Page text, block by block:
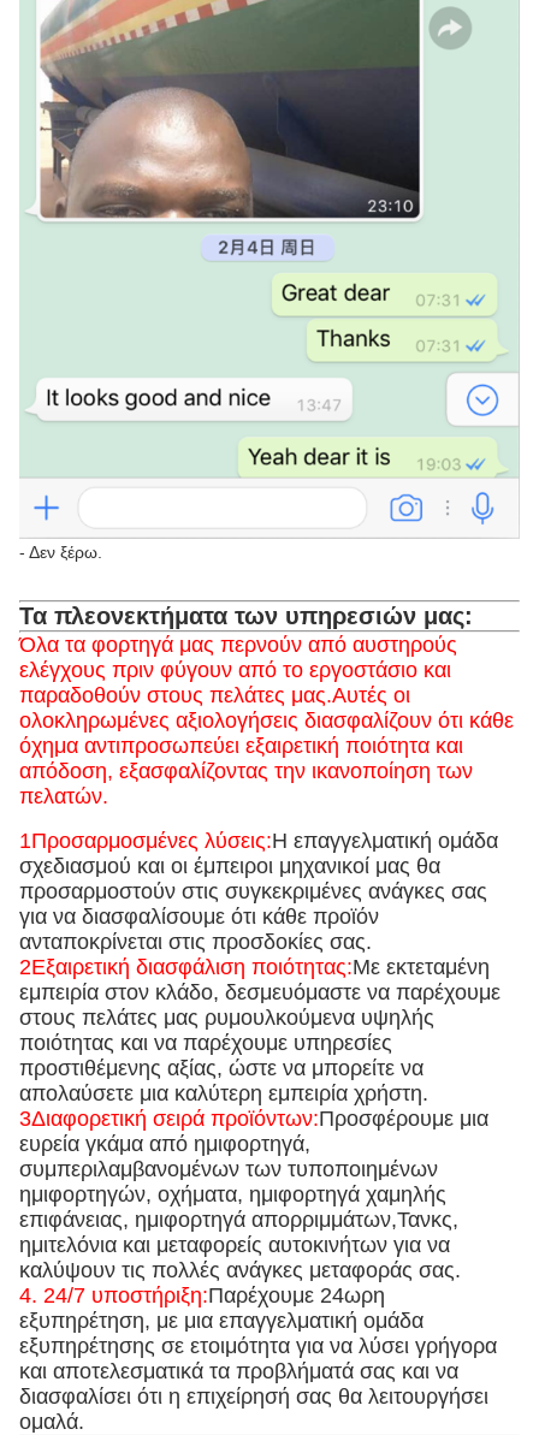
- Δεν ξέρω.
Τα πλεονεκτήματα των υπηρεσιών μας:
Όλα τα φορτηγά μας περνούν από αυστηρούς
ελέγχους πριν φύγουν από το εργοστάσιο και
παραδοθούν στους πελάτες μας.Αυτές οι
ολοκληρωμένες αξιολογήσεις διασφαλίζουν ότι κάθε
όχημα αντιπροσωπεύει εξαιρετική ποιότητα και
απόδοση, εξασφαλίζοντας την ικανοποίηση των
πελατών.
1Προσαρμοσμένες λύσεις:Η επαγγελματική ομάδα
σχεδιασμού και οι έμπειροι μηχανικοί μας θα
προσαρμοστούν στις συγκεκριμένες ανάγκες σας
για να διασφαλίσουμε ότι κάθε προϊόν
ανταποκρίνεται στις προσδοκίες σας.
2Εξαιρετική διασφάλιση ποιότητας:Με εκτεταμένη
εμπειρία στον κλάδο, δεσμευόμαστε να παρέχουμε
στους πελάτες μας ρυμουλκούμενα υψηλής
ποιότητας και να παρέχουμε υπηρεσίες
προστιθέμενης αξίας, ώστε να μπορείτε να
απολαύσετε μια καλύτερη εμπειρία χρήστη.
3Διαφορετική σειρά προϊόντων:Προσφέρουμε μια
ευρεία γκάμα από ημιφορτηγά,
συμπεριλαμβανομένων των τυποποιημένων
ημιφορτηγών, οχήματα, ημιφορτηγά χαμηλής
επιφάνειας, ημιφορτηγά απορριμμάτων,Τανκς,
ημιτελόνια και μεταφορείς αυτοκινήτων για να
καλύψουν τις πολλές ανάγκες μεταφοράς σας.
4. 24/7 υποστήριξη:Παρέχουμε 24ωρη
εξυπηρέτηση, με μια επαγγελματική ομάδα
εξυπηρέτησης σε ετοιμότητα για να λύσει γρήγορα
και αποτελεσματικά τα προβλήματά σας και να
διασφαλίσει ότι η επιχείρησή σας θα λειτουργήσει
ομαλά.